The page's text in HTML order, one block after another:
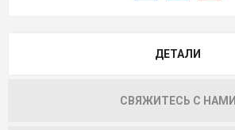
ДЕТАЛИ
СВЯЖИТЕСЬ С НАМИ